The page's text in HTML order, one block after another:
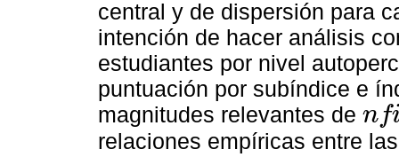
central y de dispersión para
intención de hacer análisis
estudiantes por nivel
puntuación por subíndice e
magnitudes relevantes de nf
nfi
relaciones empíricas entre